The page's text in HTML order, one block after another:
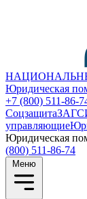
Юридическая
+7 (800) 511-86-
СоцзащитаЗАГС
управляющие
Юридическая
(800) 511-86-74
Меню